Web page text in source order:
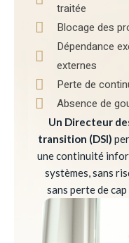
traitée
Blocage des
Dépendance
externes
Perte de
Absence de
Un Directeur
transition (DSI)
une continuité
systèmes, sans
sans perte de